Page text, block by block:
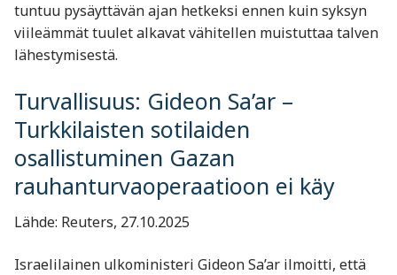
tuntuu pysäyttävän ajan hetkeksi ennen kuin syksyn
viileämmät tuulet alkavat vähitellen muistuttaa talven
lähestymisestä.
Turvallisuus: Gideon Sa’ar –
Turkkilaisten sotilaiden
osallistuminen Gazan
rauhanturvaoperaatioon ei käy
Lähde: Reuters, 27.10.2025
Israelilainen ulkoministeri Gideon Sa’ar ilmoitti, että